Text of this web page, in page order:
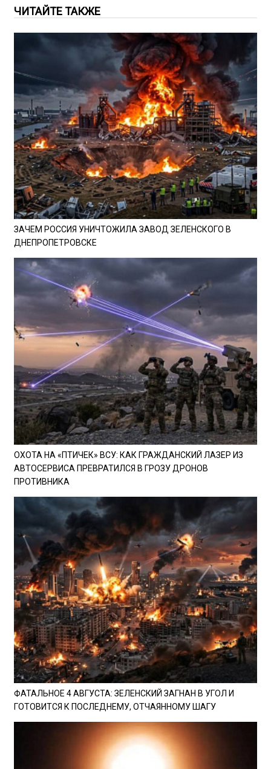
ЧИТАЙТЕ ТАКЖЕ
ЗАЧЕМ РОССИЯ УНИЧТОЖИЛА ЗАВОД ЗЕЛЕНСКОГО В
ДНЕПРОПЕТРОВСКЕ
ОХОТА НА «ПТИЧЕК» ВСУ: КАК ГРАЖДАНСКИЙ ЛАЗЕР ИЗ
АВТОСЕРВИСА ПРЕВРАТИЛСЯ В ГРОЗУ ДРОНОВ
ПРОТИВНИКА
ФАТАЛЬНОЕ 4 АВГУСТА: ЗЕЛЕНСКИЙ ЗАГНАН В УГОЛ И
ГОТОВИТСЯ К ПОСЛЕДНЕМУ, ОТЧАЯННОМУ ШАГУ